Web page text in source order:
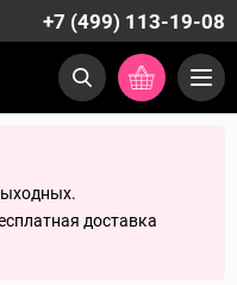
+7 (499) 113-19-08
доставка